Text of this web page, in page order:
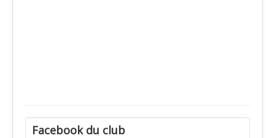
Facebook du club